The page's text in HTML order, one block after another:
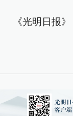
《光明日报